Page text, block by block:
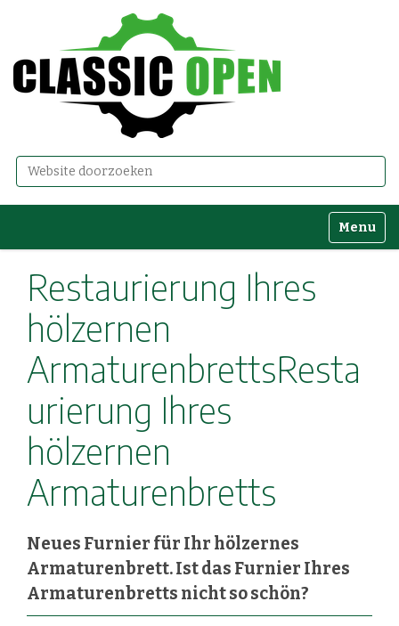
Zoek
Toggle
Restaurierung Ihres
hölzernen
ArmaturenbrettsResta
urierung Ihres
hölzernen
Armaturenbretts
Neues Furnier für Ihr hölzernes
Armaturenbrett. Ist das Furnier Ihres
Armaturenbretts nicht so schön?